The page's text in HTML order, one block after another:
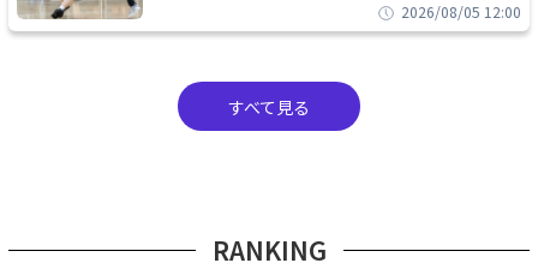
2026/08/05 12:00
すべて見る
RANKING